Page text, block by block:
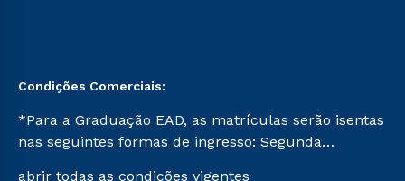
Condições Comerciais:
*Para a Graduação EAD, as matrículas serão isentas
nas seguintes formas de ingresso: Segunda
abrir todas as condições vigentes